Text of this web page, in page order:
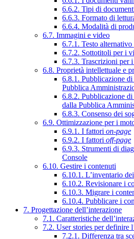
6.6.2. Tipi di
6.6.3. Formato di
6.6.4. Modalità di
6.7. Immagini e video
6.7.1. Testo
6.7.2. Sottotitoli per i
6.7.3. Trascrizioni per
6.8. Proprietà intellettuale e
6.8.1. Pubblicazione
Pubblica
6.8.2. Pubblicazione
dalla Pubblica
6.8.3. Consenso dei
6.9. Ottimizzazione per i
6.9.1. I fattori on-page
6.9.2. I fattori off-page
6.9.3. Strumenti di
Console
6.10. Gestire i contenuti
6.10.1. L’inventario
6.10.2. Revisionare i
6.10.3. Migrare i
6.10.4. Pubblicare i
7. Progettazione dell’interazione
7.1. Caratteristiche
7.2. User stories per definire
7.2.1. Differenza tra